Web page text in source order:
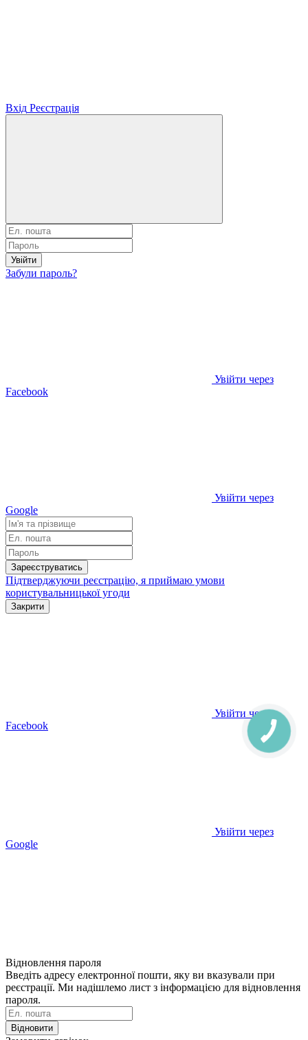
Вхід Реєстрація
Увійти
Забули пароль?
Увійти через
Facebook
Увійти через
Google
Зареєструватись
Підтверджуючи реєстрацію, я приймаю умови
користувальницької угоди
Закрити
Увійти через
Facebook
Увійти через
Google
Відновлення пароля
Введіть адресу електронної пошти, яку ви вказували при
реєстрації. Ми надішлемо лист з інформацією для відновлення
пароля.
Відновити